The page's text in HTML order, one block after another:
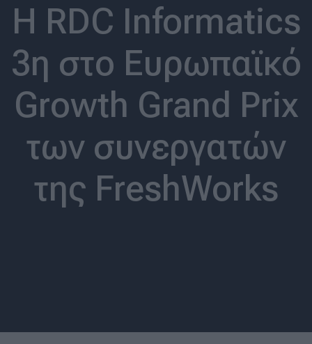
H RDC Informatics
3η στο Ευρωπαϊκό
Growth Grand Prix
των συνεργατών
της FreshWorks